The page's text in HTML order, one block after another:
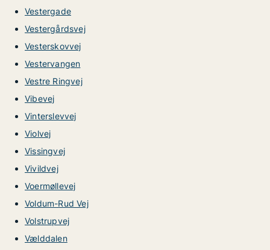
Vestergade
Vestergårdsvej
Vesterskovvej
Vestervangen
Vestre Ringvej
Vibevej
Vinterslevvej
Violvej
Vissingvej
Vivildvej
Voermøllevej
Voldum-Rud Vej
Volstrupvej
Vælddalen